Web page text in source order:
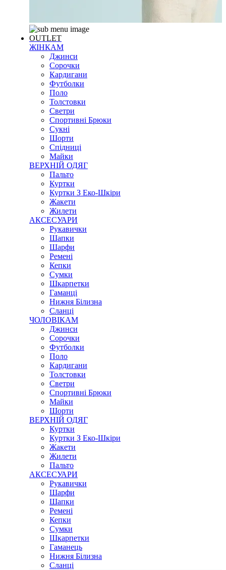
OUTLET
ЖІНКАМ
Джинси
Сорочки
Кардигани
Футболки
Поло
Толстовки
Светри
Спортивні Брюки
Сукні
Шорти
Спідниці
Майки
ВЕРХНІЙ ОДЯГ
Пальто
Куртки
Куртки З Еко-Шкіри
Жакети
Жилети
АКСЕСУАРИ
Рукавички
Шапки
Шарфи
Ремені
Кепки
Сумки
Шкарпетки
Гаманці
Нижня Білизна
Сланці
ЧОЛОВІКАМ
Джинси
Сорочки
Футболки
Поло
Кардигани
Толстовки
Светри
Спортивні Брюки
Майки
Шорти
ВЕРХНІЙ ОДЯГ
Куртки
Куртки З Еко-Шкіри
Жакети
Жилети
Пальто
АКСЕСУАРИ
Рукавички
Шарфи
Шапки
Ремені
Кепки
Сумки
Шкарпетки
Гаманець
Нижня Білизна
Сланці